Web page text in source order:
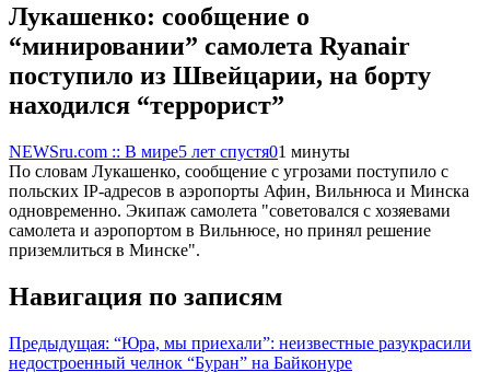
Лукашенко: сообщение о
“минировании” самолета Ryanair
поступило из Швейцарии, на борту
находился “террорист”
NEWSru.com :: В мире5 лет спустя01 минуты
По словам Лукашенко, сообщение с угрозами поступило с
польских IP-адресов в аэропорты Афин, Вильнюса и Минска
одновременно. Экипаж самолета "советовался с хозяевами
самолета и аэропортом в Вильнюсе, но принял решение
приземлиться в Минске".
Навигация по записям
Предыдущая: “Юра, мы приехали”: неизвестные разукрасили
недостроенный челнок “Буран” на Байконуре